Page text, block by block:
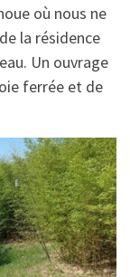
où nous ne
la résidence
Un ouvrage
ferrée et de